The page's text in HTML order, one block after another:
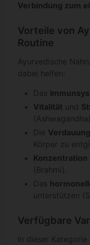
Verbindung zum
Vorteile von
Routine
Ayurvedische
dabei helfen:
Das
Vitalität und
Die Verdauung
Körper zu
Konzentration
(Brahmi).
Das
unterstützen
Verfügbare
In dieser